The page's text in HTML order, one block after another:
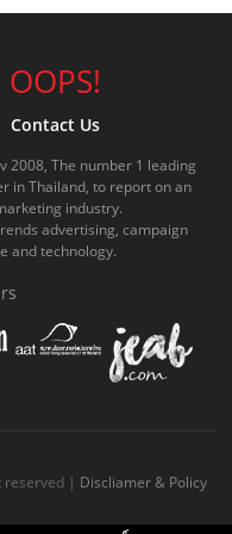
t
a
g
r
a
.
t
o
k
.
c
m
OOPS!
Contact Us
2008, The number 1 leading
in Thailand, to report on an
industry.
advertising, campaign
and technology.
reserved | Discliamer & Policy